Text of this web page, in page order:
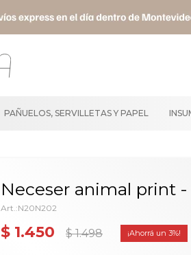
PAÑUELOS, SERVILLETAS Y PAPEL
Neceser animal print
N20N202
$ 1.450 $ 1.498 3